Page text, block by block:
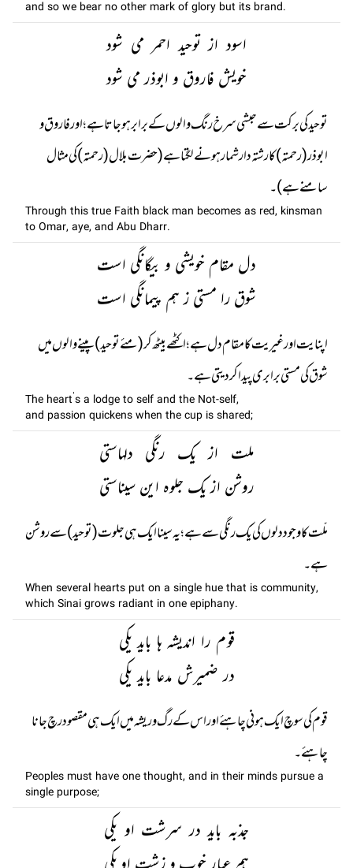
and so we bear no other mark of glory but its brand.
اسود از توحید احمر می شود
خویش فاروق و ابوذر می شود
توحید کی برکت سے حبشی سرخ رنگ والوں کے برابر ہو جاتا ہے؛ اور فاروق و
ابوذر (رحمتہ) کا رشتہ دار شمار ہونے لگتا ہے (حضرت بلال (رحمتہ) کی مثال
سامنے ہے)۔
Through this true Faith black man becomes as red, kinsman
to Omar, aye, and Abu Dharr.
دل مقام خویشی و بیگانگی است
شوق را مستی ز ہم پیمانگی است
اپنایت اور غیریت کا مقام دل ہے؛ اکٹھے بیٹھ کر (مئے توحید ) پینے والوں میں
شوق کی مستی برابری پیدا کر دیتی ہے۔
The heart’s a lodge to self and the Not-self,
and passion quickens when the cup is shared;
ملت از یک رنگی دلہاستی
روشن از یک جلوہ این سیناستی
ملّت کا وجود دلوں کی یک رنگی سے ہے؛ یہ سینا ایک ہی جلوت (توحید ) سے روشن
ہے۔
When several hearts put on a single hue that is community,
which Sinai grows radiant in one epiphany.
قوم را اندیشہ ہا باید یکی
در ضمیرش مدعا باید یکی
قوم کی سوچ ایک ہونی چاہئے اور اس کے رگ و ریشہ میں ایک ہی مقصود رچ جانا
چاہئے۔
Peoples must have one thought, and in their minds pursue a
single purpose;
جذبہ باید در سرشت او یکی